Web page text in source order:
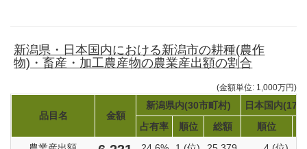
新潟県・日本国内における新潟市の耕種(農作
物)・畜産・加工農産物の農業産出額の割合
(金額単位: 1,000万円)
品目名 金額
新潟県内(30市町村)
日本国内
占有率
順位 総額
順位